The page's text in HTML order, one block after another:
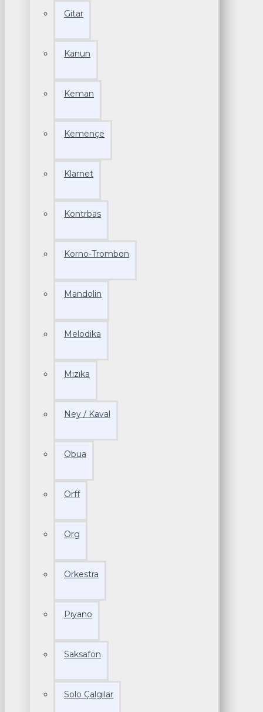
Gitar
Kanun
Keman
Kemençe
Klarnet
Kontrbas
Korno-Trombon
Mandolin
Melodika
Mızıka
Ney / Kaval
Obua
Orff
Org
Orkestra
Piyano
Saksafon
Solo Çalgılar